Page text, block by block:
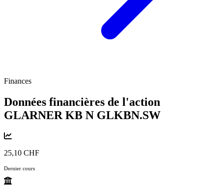
Finances
Données financières de l'action
GLARNER KB N GLKBN.SW
25,10 CHF
Dernier cours